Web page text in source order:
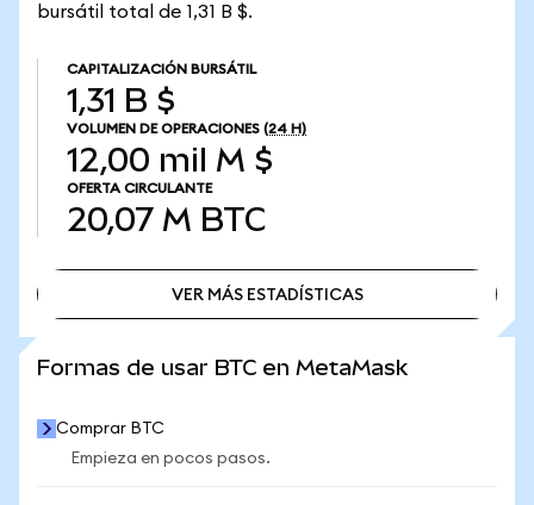
bursátil total de 1,31 B $.
CAPITALIZACIÓN BURSÁTIL
1,31 B $
VOLUMEN DE OPERACIONES (24 H)
12,00 mil M $
OFERTA CIRCULANTE
20,07 M BTC
VER MÁS ESTADÍSTICAS
Formas de usar BTC en MetaMask
Comprar BTC
Empieza en pocos pasos.